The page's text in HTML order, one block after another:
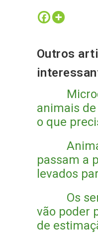
Outros
animais
o que
passam a
levados
Os
vão poder
de